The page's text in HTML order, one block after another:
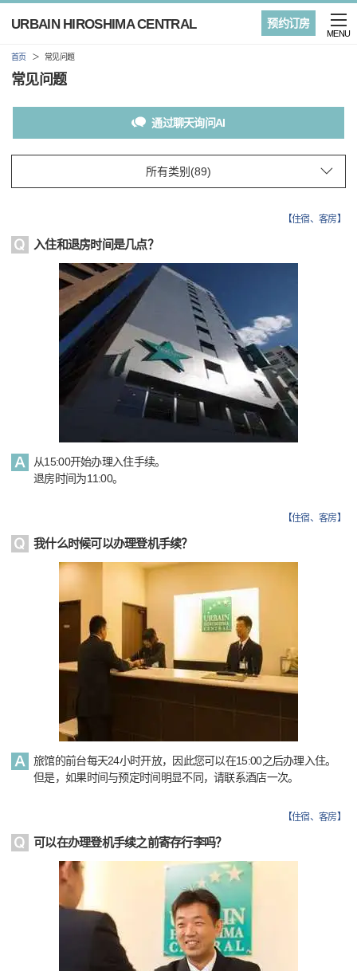
预约订房
URBAIN HIROSHIMA CENTRAL
MENU
首页 常见问题
常见问题
通过聊天询问AI
【住宿、客房】
入住和退房时间是几点？
从15:00开始办理入住手续。
退房时间为11:00。
【住宿、客房】
我什么时候可以办理登机手续？
旅馆的前台每天24小时开放，因此您可以在15:00之后办理入住。
但是，如果时间与预定时间明显不同，请联系酒店一次。
【住宿、客房】
可以在办理登机手续之前寄存行李吗？